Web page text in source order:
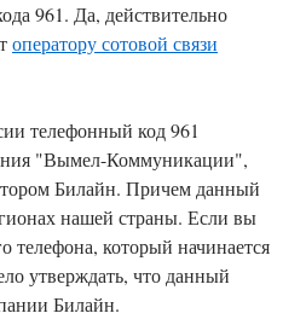
961. Да, действительно
оператору сотовой связи
телефонный код 961
"Вымел-Коммуникации",
Билайн. Причем данный
нашей страны. Если вы
телефона, который начинается
утверждать, что данный
Билайн.